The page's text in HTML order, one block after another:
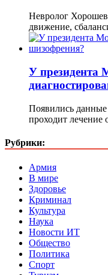
Невролог
движение,
У
Появились
проходит лечение
Рубрики:
Армия
В мире
Здоровье
Криминал
Культура
Наука
Новости ИТ
Общество
Политика
Спорт